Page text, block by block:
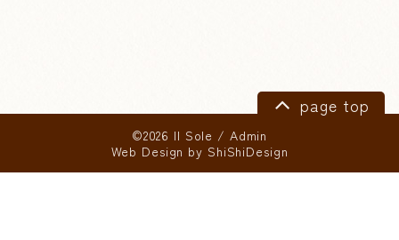
page top
©2026 Il Sole / Admin
Web Design by ShiShiDesign